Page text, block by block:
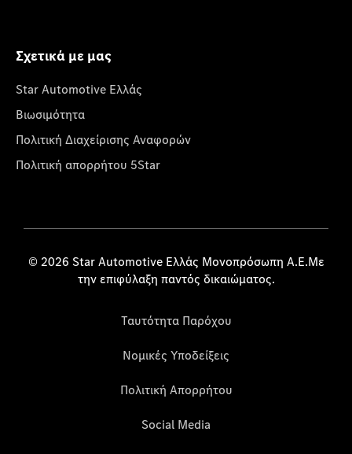
Σχετικά με μας
Star Automotive Ελλάς
Βιωσιμότητα
Πολιτική Διαχείρισης Αναφορών
Πολιτική απορρήτου 5Star
© 2026 Star Automotive Ελλάς Μονοπρόσωπη Α.Ε.Με
την επιφύλαξη παντός δικαιώματος.
Ταυτότητα Παρόχου
Νομικές Υποδείξεις
Πολιτική Απορρήτου
Social Media